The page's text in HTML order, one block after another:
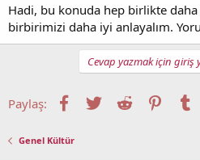
Hadi, bu konuda hep birlikte
birbirimizi daha iyi anlayalım.
Cevap yazmak için giriş
Paylaş: Facebook
TwitterReddit
Genel Kültür